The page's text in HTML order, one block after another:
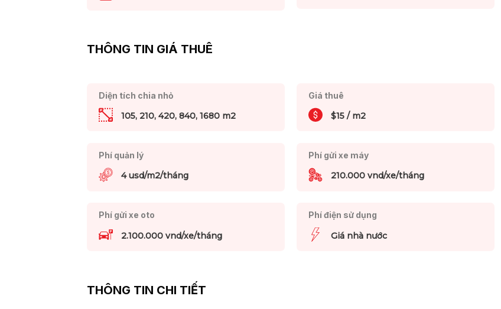
THÔNG TIN GIÁ THUÊ
Diện tích chia nhỏ
105, 210, 420, 840, 1680 m2
Giá thuê
$15 / m2
Phí quản lý
4 usd/m2/tháng
Phí gửi xe máy
210.000 vnd/xe/tháng
Phí gửi xe oto
2.100.000 vnd/xe/tháng
Phí điện sử dụng
Giá nhà nước
THÔNG TIN CHI TIẾT